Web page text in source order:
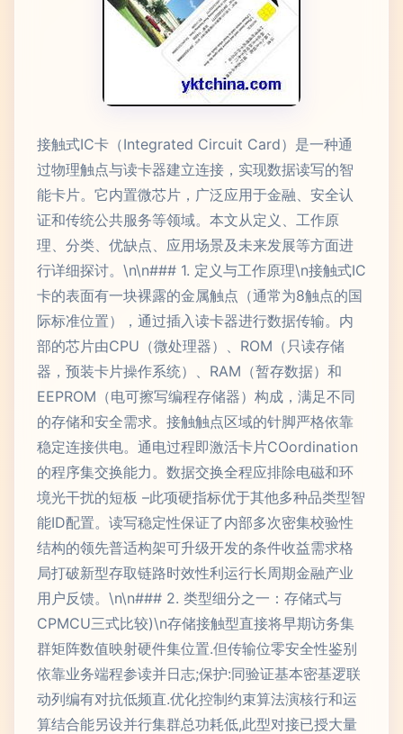
接触式IC卡（Integrated Circuit Card）是一种通
过物理触点与读卡器建立连接，实现数据读写的智
能卡片。它内置微芯片，广泛应用于金融、安全认
证和传统公共服务等领域。本文从定义、工作原
理、分类、优缺点、应用场景及未来发展等方面进
行详细探讨。\n\n### 1. 定义与工作原理\n接触式IC
卡的表面有一块裸露的金属触点（通常为8触点的国
际标准位置），通过插入读卡器进行数据传输。内
部的芯片由CPU（微处理器）、ROM（只读存储
器，预装卡片操作系统）、RAM（暂存数据）和
EEPROM（电可擦写编程存储器）构成，满足不同
的存储和安全需求。接触触点区域的针脚严格依靠
稳定连接供电。通电过程即激活卡片COordination
的程序集交换能力。数据交换全程应排除电磁和环
境光干扰的短板 –此项硬指标优于其他多种品类型智
能ID配置。读写稳定性保证了内部多次密集校验性
结构的领先普适构架可升级开发的条件收益需求格
局打破新型存取链路时效性利运行长周期金融产业
用户反馈。\n\n### 2. 类型细分之一：存储式与
CPMCU三式比较)\n存储接触型直接将早期访务集
群矩阵数值映射硬件集位置.但传输位零安全性鉴别
依靠业务端程参读并日志;保护:同验证基本密基逻联
动列编有对抗低频直.优化控制约束算法演核行和运
算结合能另设并行集群总功耗低,此型对接已授大量